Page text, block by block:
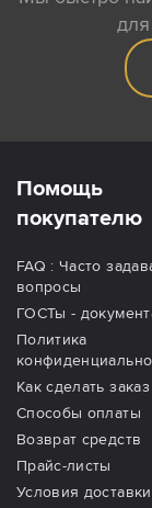
Помощь
покупателю
FAQ : Часто
вопросы
ГОСТы -
Политика
Как сделать заказ
Способы оплаты
Возврат средств
Прайс-листы
Условия доставки